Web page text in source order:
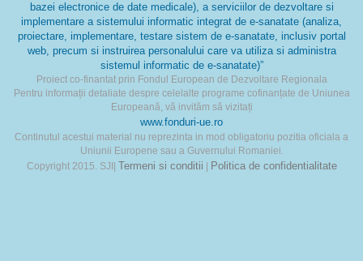
bazei electronice de date medicale), a serviciilor de dezvoltare si
implementare a sistemului informatic integrat de e-sanatate (analiza,
proiectare, implementare, testare sistem de e-sanatate, inclusiv portal
web, precum si instruirea personalului care va utiliza si administra
sistemul informatic de e-sanatate)”
Proiect co-finantat prin Fondul European de Dezvoltare Regionala
Pentru informații detaliate despre celelalte programe cofinanțate de Uniunea
Europeană, vă invităm să vizitați
www.fonduri-ue.ro
Continutul acestui material nu reprezinta in mod obligatoriu pozitia oficiala a
Uniunii Europene sau a Guvernului Romaniei.
Copyright 2015. SJI| Termeni si conditii Politica de confidentialitate